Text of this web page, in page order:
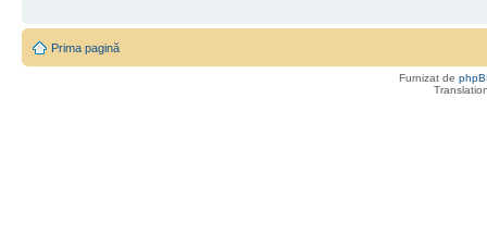
Prima pagină
Furnizat de